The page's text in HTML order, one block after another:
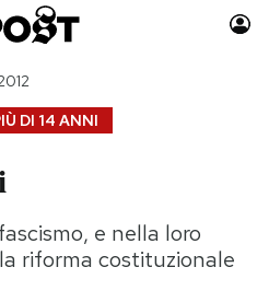
Auto
Consumismi
DI 14 ANNI
e nella loro
riforma costituzionale